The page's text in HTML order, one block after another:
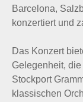
Barcelona,
konzertiert und
Das Konzert
Gelegenheit,
Stockport
klassischen